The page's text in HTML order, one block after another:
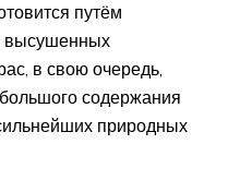
путём
высушенных
в свою очередь,
содержания
природных